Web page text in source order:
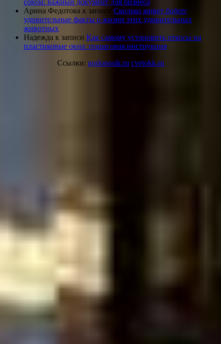
союза: важный документ для бизнеса
Арина Федотова к записи Сколько живет бобер:
удивительные факты о жизни этих удивительных
животных
Надежда к записи Как самому установить откосы на
пластиковые окна: пошаговая инструкция
Ссылки: gorlonosik.ru cvetokk.ru